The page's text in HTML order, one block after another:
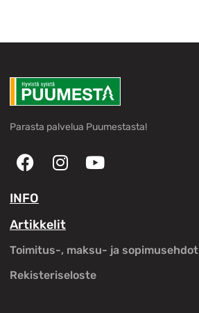
Parasta palvelua Puumestasta!
INFO
Artikkelit
Toimitus-, maksu- ja sopimusehdot
Rekisteriseloste